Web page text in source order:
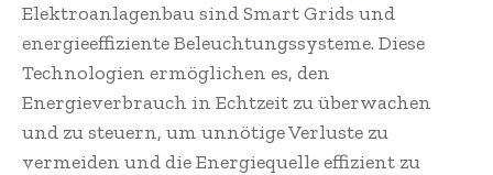
Elektroanlagenbau sind Smart Grids und
energieeffiziente Beleuchtungssysteme. Diese
Technologien ermöglichen es, den
Energieverbrauch in Echtzeit zu überwachen
und zu steuern, um unnötige Verluste zu
vermeiden und die Energiequelle effizient zu